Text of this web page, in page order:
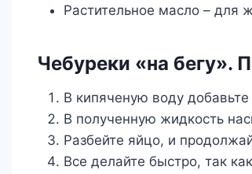
Растительное масло – для
Чебуреки «на бегу».
В кипяченую воду
В полученную жидкость
Разбейте яйцо, и
Все делайте быстро, так